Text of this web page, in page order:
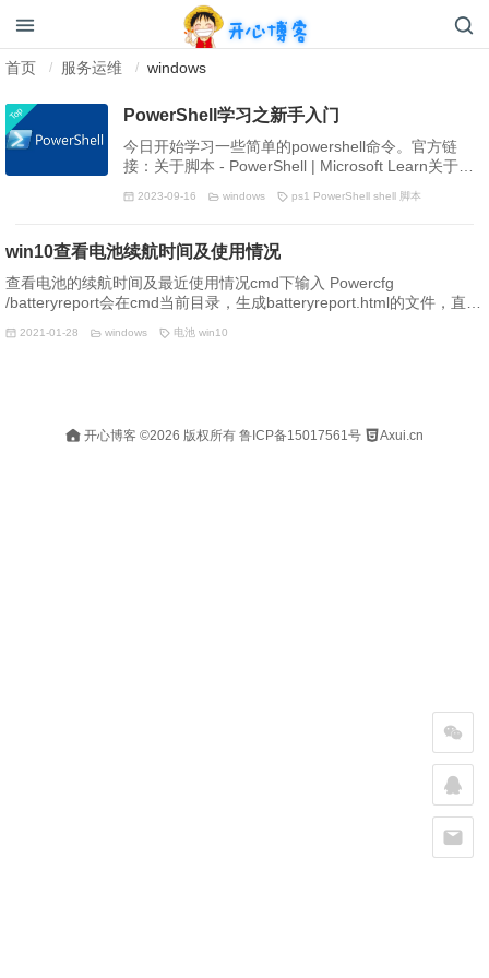
开心博客
首页 / 服务运维 / windows
Top PowerShell学习之新手入门
今日开始学习一些简单的powershell命令。官方链
接：关于脚本 - PowerShell | Microsoft Learn关于签
本： Choose here
2023-09-16 windows ps1 PowerShell shell 脚本
win10查看电池续航时间及使用情况
查看电池的续航时间及最近使用情况cmd下输入 Powercfg
/batteryreport会在cmd当前目录，生成batteryreport.html的文件，直接
2021-01-28 windows 电池 win10
开心博客 ©2026 版权所有 鲁ICP备15017561号 Axui.cn